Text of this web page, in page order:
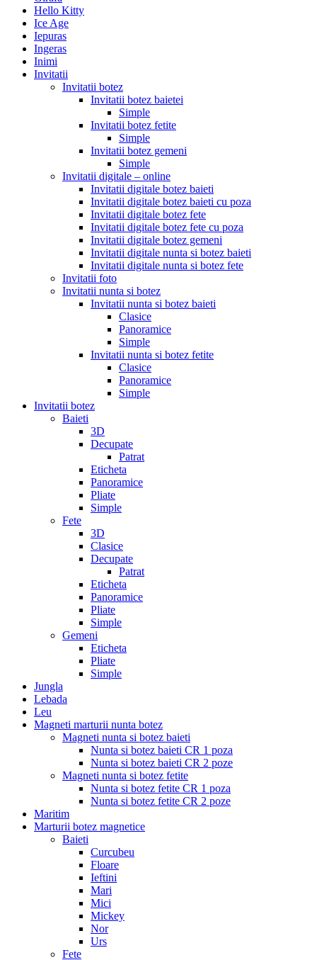
Hello Kitty
Ice Age
Iepuras
Ingeras
Inimi
Invitatii
Invitatii botez
Invitatii botez baietei
Simple
Invitatii botez fetite
Simple
Invitatii botez gemeni
Simple
Invitatii digitale – online
Invitatii digitale botez baieti
Invitatii digitale botez baieti cu poza
Invitatii digitale botez fete
Invitatii digitale botez fete cu poza
Invitatii digitale botez gemeni
Invitatii digitale nunta si botez baieti
Invitatii digitale nunta si botez fete
Invitatii foto
Invitatii nunta si botez
Invitatii nunta si botez baieti
Clasice
Panoramice
Simple
Invitatii nunta si botez fetite
Clasice
Panoramice
Simple
Invitatii botez
Baieti
3D
Decupate
Patrat
Eticheta
Panoramice
Pliate
Simple
Fete
3D
Clasice
Decupate
Patrat
Eticheta
Panoramice
Pliate
Simple
Gemeni
Eticheta
Pliate
Simple
Jungla
Lebada
Leu
Magneti marturii nunta botez
Magneti nunta si botez baieti
Nunta si botez baieti CR 1 poza
Nunta si botez baieti CR 2 poze
Magneti nunta si botez fetite
Nunta si botez fetite CR 1 poza
Nunta si botez fetite CR 2 poze
Maritim
Marturii botez magnetice
Baieti
Curcubeu
Floare
Ieftini
Mari
Mici
Mickey
Nor
Urs
Fete